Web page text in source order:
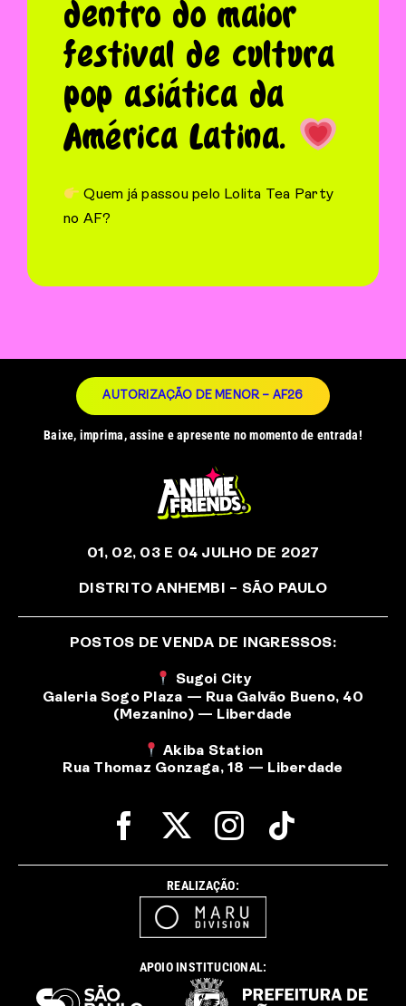
dentro do maior
festival de cultura
pop asiática da
América Latina.
Quem já passou pelo Lolita Tea Party
no AF?
AUTORIZAÇÃO DE MENOR – AF26
Baixe, imprima, assine e apresente no momento de entrada!
01, 02, 03 E 04 JULHO DE 2027
DISTRITO ANHEMBI – SÃO PAULO
POSTOS DE VENDA DE INGRESSOS:
Sugoi City
Galeria Sogo Plaza — Rua Galvão Bueno, 40
(Mezanino) — Liberdade
Akiba Station
Rua Thomaz Gonzaga, 18 — Liberdade
REALIZAÇÃO:
APOIO INSTITUCIONAL: